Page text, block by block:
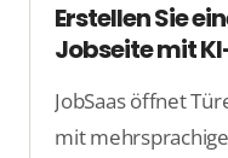
Erstellen Sie
Jobseite mit
JobSaas öffnet
mit